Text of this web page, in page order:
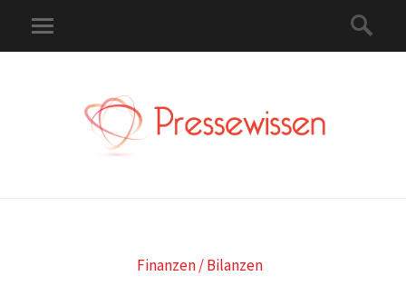
Finanzen / Bilanzen